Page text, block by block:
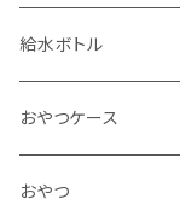
ハーネス 胴輪
リード
アクセサリ チョーカー
給水ボトル
おやつケース
おやつ